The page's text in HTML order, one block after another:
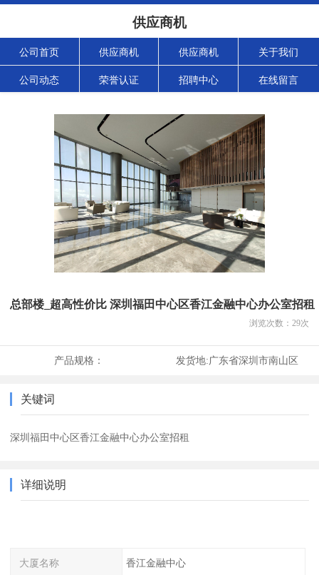
供应商机
公司首页 供应商机 供应商机 关于我们
公司动态 荣誉认证 招聘中心 在线留言
总部楼_超高性价比 深圳福田中心区香江金融中心办公室招租
浏览次数： 29次
产品规格： 发货地:广东省深圳市南山区
关键词
深圳福田中心区香江金融中心办公室招租
详细说明
大厦名称 香江金融中心